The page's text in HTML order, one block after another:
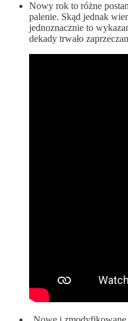
Nowy rok to różne
palenie. Skąd jednak
jednoznacznie to
dekady trwało